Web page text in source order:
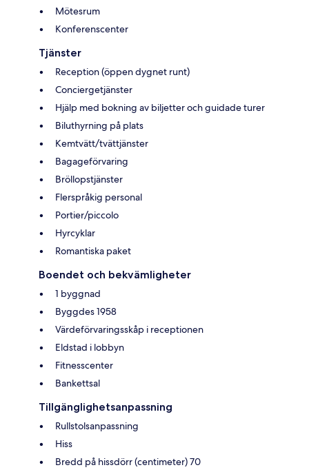
Mötesrum
Konferenscenter
Tjänster
Reception (öppen dygnet runt)
Conciergetjänster
Hjälp med bokning av biljetter och guidade turer
Biluthyrning på plats
Kemtvätt/tvättjänster
Bagageförvaring
Bröllopstjänster
Flerspråkig personal
Portier/piccolo
Hyrcyklar
Romantiska paket
Boendet och bekvämligheter
1 byggnad
Byggdes 1958
Värdeförvaringsskåp i receptionen
Eldstad i lobbyn
Fitnesscenter
Bankettsal
Tillgänglighetsanpassning
Rullstolsanpassning
Hiss
Bredd på hissdörr (centimeter) 70